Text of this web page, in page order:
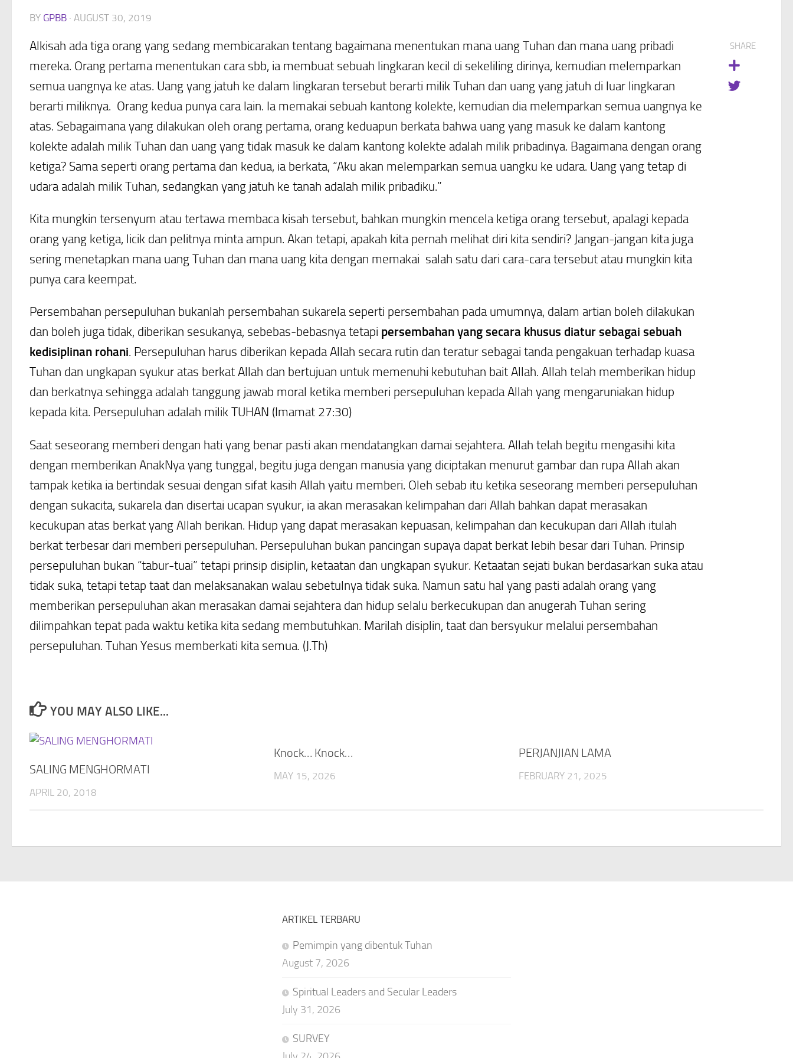
BY GPBB · AUGUST 30, 2019
Alkisah ada tiga orang yang sedang membicarakan tentang bagaimana menentukan mana uang Tuhan dan mana uang pribadi
mereka. Orang pertama menentukan cara sbb, ia membuat sebuah lingkaran kecil di sekeliling dirinya, kemudian melemparkan
semua uangnya ke atas. Uang yang jatuh ke dalam lingkaran tersebut berarti milik Tuhan dan uang yang jatuh di luar lingkaran
berarti miliknya. Orang kedua punya cara lain. Ia memakai sebuah kantong kolekte, kemudian dia melemparkan semua uangnya ke
atas. Sebagaimana yang dilakukan oleh orang pertama, orang keduapun berkata bahwa uang yang masuk ke dalam kantong
kolekte adalah milik Tuhan dan uang yang tidak masuk ke dalam kantong kolekte adalah milik pribadinya. Bagaimana dengan orang
ketiga? Sama seperti orang pertama dan kedua, ia berkata, “Aku akan melemparkan semua uangku ke udara. Uang yang tetap di
udara adalah milik Tuhan, sedangkan yang jatuh ke tanah adalah milik pribadiku.”
Kita mungkin tersenyum atau tertawa membaca kisah tersebut, bahkan mungkin mencela ketiga orang tersebut, apalagi kepada
orang yang ketiga, licik dan pelitnya minta ampun. Akan tetapi, apakah kita pernah melihat diri kita sendiri? Jangan-jangan kita juga
sering menetapkan mana uang Tuhan dan mana uang kita dengan memakai salah satu dari cara-cara tersebut atau mungkin kita
punya cara keempat.
Persembahan persepuluhan bukanlah persembahan sukarela seperti persembahan pada umumnya, dalam artian boleh dilakukan
dan boleh juga tidak, diberikan sesukanya, sebebas-bebasnya tetapi persembahan yang secara khusus diatur sebagai sebuah
kedisiplinan rohani. Persepuluhan harus diberikan kepada Allah secara rutin dan teratur sebagai tanda pengakuan terhadap kuasa
Tuhan dan ungkapan syukur atas berkat Allah dan bertujuan untuk memenuhi kebutuhan bait Allah. Allah telah memberikan hidup
dan berkatnya sehingga adalah tanggung jawab moral ketika memberi persepuluhan kepada Allah yang mengaruniakan hidup
kepada kita. Persepuluhan adalah milik TUHAN (Imamat 27:30)
Saat seseorang memberi dengan hati yang benar pasti akan mendatangkan damai sejahtera. Allah telah begitu mengasihi kita
dengan memberikan AnakNya yang tunggal, begitu juga dengan manusia yang diciptakan menurut gambar dan rupa Allah akan
tampak ketika ia bertindak sesuai dengan sifat kasih Allah yaitu memberi. Oleh sebab itu ketika seseorang memberi persepuluhan
dengan sukacita, sukarela dan disertai ucapan syukur, ia akan merasakan kelimpahan dari Allah bahkan dapat merasakan
kecukupan atas berkat yang Allah berikan. Hidup yang dapat merasakan kepuasan, kelimpahan dan kecukupan dari Allah itulah
berkat terbesar dari memberi persepuluhan. Persepuluhan bukan pancingan supaya dapat berkat lebih besar dari Tuhan. Prinsip
persepuluhan bukan “tabur-tuai” tetapi prinsip disiplin, ketaatan dan ungkapan syukur. Ketaatan sejati bukan berdasarkan suka atau
tidak suka, tetapi tetap taat dan melaksanakan walau sebetulnya tidak suka. Namun satu hal yang pasti adalah orang yang
memberikan persepuluhan akan merasakan damai sejahtera dan hidup selalu berkecukupan dan anugerah Tuhan sering
dilimpahkan tepat pada waktu ketika kita sedang membutuhkan. Marilah disiplin, taat dan bersyukur melalui persembahan
persepuluhan. Tuhan Yesus memberkati kita semua. (J.Th)
SHARE
YOU MAY ALSO LIKE...
SALING MENGHORMATI
APRIL 20, 2018
Knock… Knock…
MAY 15, 2026
PERJANJIAN LAMA
FEBRUARY 21, 2025
ARTIKEL TERBARU
Pemimpin yang dibentuk Tuhan
August 7, 2026
Spiritual Leaders and Secular Leaders
July 31, 2026
SURVEY